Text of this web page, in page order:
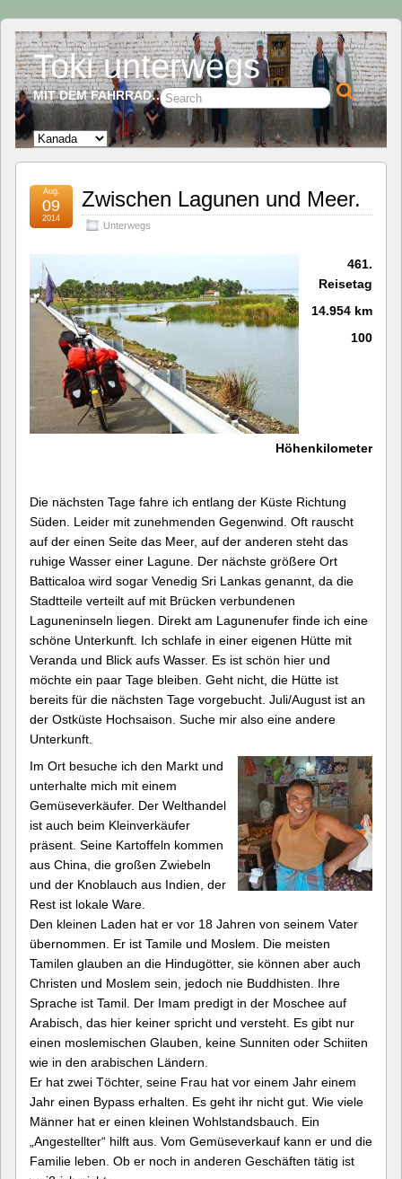
Toki unterwegs
MIT DEM FAHRRAD…
Zwischen Lagunen und Meer.
Unterwegs
Aug.
09
2014
461.
Reisetag
14.954 km
100
Höhenkilometer
Die nächsten Tage fahre ich entlang der Küste Richtung
Süden. Leider mit zunehmenden Gegenwind. Oft rauscht
auf der einen Seite das Meer, auf der anderen steht das
ruhige Wasser einer Lagune. Der nächste größere Ort
Batticaloa wird sogar Venedig Sri Lankas genannt, da die
Stadtteile verteilt auf mit Brücken verbundenen
Laguneninseln liegen. Direkt am Lagunenufer finde ich eine
schöne Unterkunft. Ich schlafe in einer eigenen Hütte mit
Veranda und Blick aufs Wasser. Es ist schön hier und
möchte ein paar Tage bleiben. Geht nicht, die Hütte ist
bereits für die nächsten Tage vorgebucht. Juli/August ist an
der Ostküste Hochsaison. Suche mir also eine andere
Unterkunft.
Im Ort besuche ich den Markt und
unterhalte mich mit einem
Gemüseverkäufer. Der Welthandel
ist auch beim Kleinverkäufer
präsent. Seine Kartoffeln kommen
aus China, die großen Zwiebeln
und der Knoblauch aus Indien, der
Rest ist lokale Ware.
Den kleinen Laden hat er vor 18 Jahren von seinem Vater
übernommen. Er ist Tamile und Moslem. Die meisten
Tamilen glauben an die Hindugötter, sie können aber auch
Christen und Moslem sein, jedoch nie Buddhisten. Ihre
Sprache ist Tamil. Der Imam predigt in der Moschee auf
Arabisch, das hier keiner spricht und versteht. Es gibt nur
einen moslemischen Glauben, keine Sunniten oder Schiiten
wie in den arabischen Ländern.
Er hat zwei Töchter, seine Frau hat vor einem Jahr einem
Jahr einen Bypass erhalten. Es geht ihr nicht gut. Wie viele
Männer hat er einen kleinen Wohlstandsbauch. Ein
„Angestellter“ hilft aus. Vom Gemüseverkauf kann er und die
Familie leben. Ob er noch in anderen Geschäften tätig ist